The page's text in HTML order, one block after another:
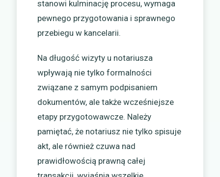
stanowi kulminację procesu, wymaga
pewnego przygotowania i sprawnego
przebiegu w kancelarii.
Na długość wizyty u notariusza
wpływają nie tylko formalności
związane z samym podpisaniem
dokumentów, ale także wcześniejsze
etapy przygotowawcze. Należy
pamiętać, że notariusz nie tylko spisuje
akt, ale również czuwa nad
prawidłowością prawną całej